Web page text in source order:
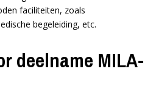
faciliteiten, zoals
begeleiding, etc.
deelname MILA-